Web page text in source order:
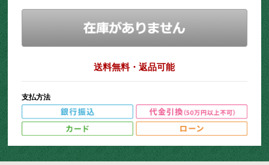
送料無料・返品可能
支払方法